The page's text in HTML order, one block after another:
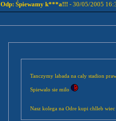
Odp: Śpiewamy k***a!!! - 30/05/2005
Tanczymy labada na caly stadion
Spiewalo sie milo
Nasz kolega na Odre